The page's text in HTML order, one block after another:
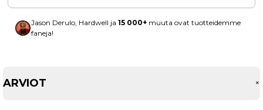
Jason Derulo, Hardwell ja 15 000+ muuta ovat tuotteidemme
faneja!
ARVIOT +